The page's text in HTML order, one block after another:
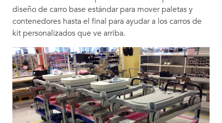
diseño de carro base estándar para mover paletas y
contenedores hasta el final para ayudar a los carros de
kit personalizados que ve arriba.